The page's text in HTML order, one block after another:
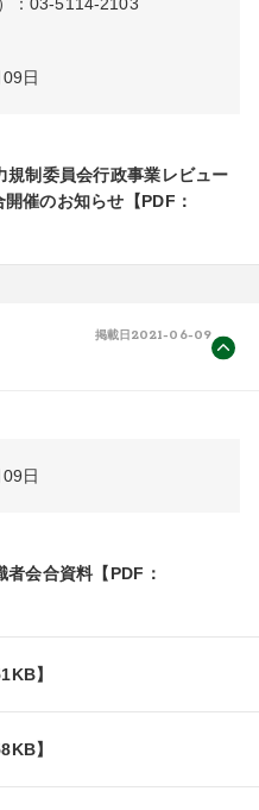
日
規制委員会行政事業レビュー
催のお知らせ【PDF：
掲載日 2021-06-09
日
者会合資料【PDF：
】
】